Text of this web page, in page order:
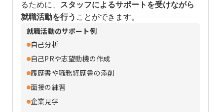
るために、 スタッフによるサポートを受けながら
就職活動を行う ことができます。
就職活動のサポート例
自己分析
自己PRや志望動機の作成
履歴書や職務経歴書の添削
面接の練習
企業見学